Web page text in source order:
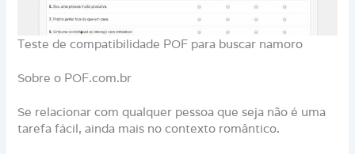
Teste de compatibilidade POF para buscar namoro
Sobre o POF.com.br
Se relacionar com qualquer pessoa que seja não é uma
tarefa fácil, ainda mais no contexto romântico.